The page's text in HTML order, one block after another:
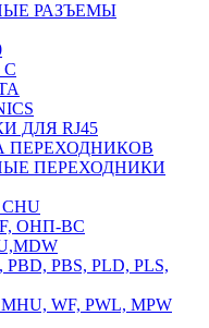
РАЗЪЕМЫ
C
ДЛЯ RJ45
ПЕРЕХОДНИКОВ
ПЕРЕХОДНИКИ
CHU
ОНП-ВС
PBS, PLD, PLS,
WF, PWL, MPW